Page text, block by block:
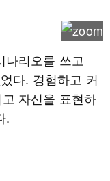
리오를 쓰고
다. 경험하고 커
자신을 표현하
.